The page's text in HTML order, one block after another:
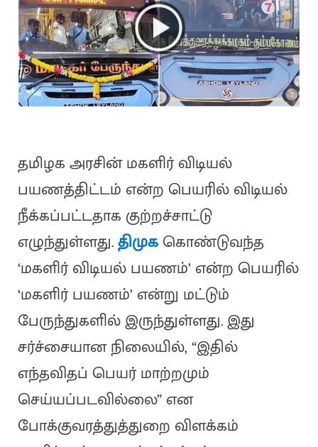
தமிழக அரசின் மகளிர் விடியல்
பயணத்திட்டம் என்ற பெயரில் விடியல்
நீக்கப்பட்டதாக குற்றச்சாட்டு
எழுந்துள்ளது.திமுககொண்டுவந்த
‘மகளிர் விடியல் பயணம்’ என்ற பெயரில்
‘மகளிர் பயணம்’ என்று மட்டும்
பேருந்துகளில் இருந்துள்ளது. இது
சர்ச்சையான நிலையில், “இதில்
எந்தவிதப் பெயர் மாற்றமும்
செய்யப்படவில்லை” என
போக்குவரத்துத்துறை விளக்கம்